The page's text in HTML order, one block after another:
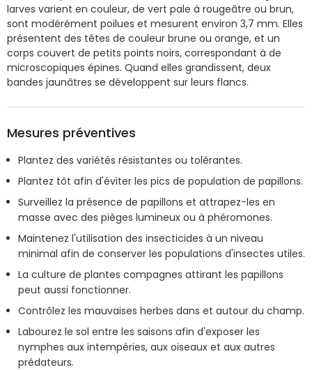
larves varient en couleur, de vert pale à rougeâtre ou brun,
sont modérément poilues et mesurent environ 3,7 mm. Elles
présentent des têtes de couleur brune ou orange, et un
corps couvert de petits points noirs, correspondant à de
microscopiques épines. Quand elles grandissent, deux
bandes jaunâtres se développent sur leurs flancs.
Mesures préventives
Plantez des variétés résistantes ou tolérantes.
Plantez tôt afin d'éviter les pics de population de papillons.
Surveillez la présence de papillons et attrapez-les en
masse avec des pièges lumineux ou à phéromones.
Maintenez l'utilisation des insecticides à un niveau
minimal afin de conserver les populations d'insectes utiles.
La culture de plantes compagnes attirant les papillons
peut aussi fonctionner.
Contrôlez les mauvaises herbes dans et autour du champ.
Labourez le sol entre les saisons afin d'exposer les
nymphes aux intempéries, aux oiseaux et aux autres
prédateurs.